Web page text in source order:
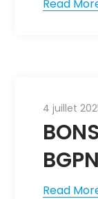
Read
4 juillet
Read